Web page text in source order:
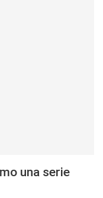
una serie